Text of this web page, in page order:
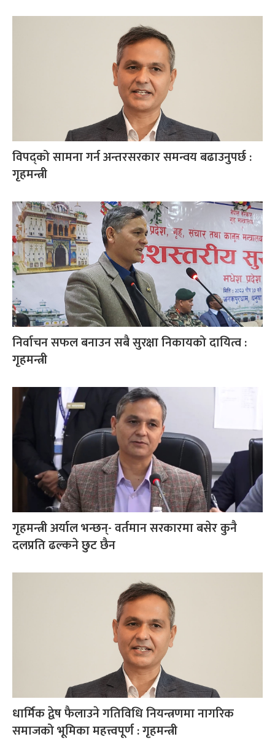
विपद्को सामना गर्न अन्तरसरकार समन्वय बढाउनुपर्छ :
गृहमन्त्री
निर्वाचन सफल बनाउन सबै सुरक्षा निकायको दायित्व :
गृहमन्त्री
गृहमन्त्री अर्याल भन्छन्- वर्तमान सरकारमा बसेर कुनै
दलप्रति ढल्कने छुट छैन
धार्मिक द्वेष फैलाउने गतिविधि नियन्त्रणमा नागरिक
समाजको भूमिका महत्त्वपूर्ण : गृहमन्त्री